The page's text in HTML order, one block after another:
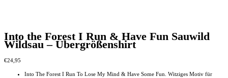
Into the Forest I Run & Have Fun Sauwild
Wildsau – Übergrößenshirt
€24,95
Into The Forest I Run To Lose My Mind & Have Some Fun. Witziges Motiv für